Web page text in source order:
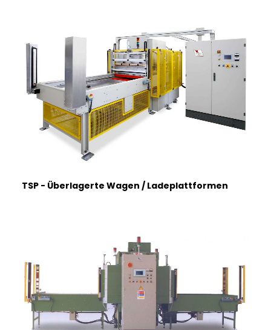
ITALIANO
FRANÇAIS
TSP - Überlagerte Wagen / Ladeplattformen